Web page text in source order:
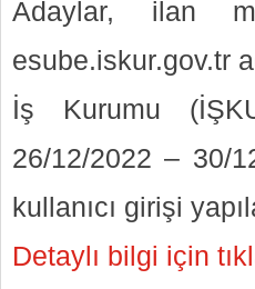
Adaylar, ilan
esube.iskur.gov.tr
İş Kurumu
26/12/2022 – 30/
kullanıcı girişi
Detaylı bilgi için